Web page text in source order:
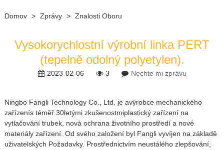
Domov > Zprávy > Znalosti Oboru
Vysokorychlostní výrobní linka PERT
(tepelně odolný polyetylen).
2023-02-06 3 Nechte mi zprávu
Ningbo Fangli Technology Co., Ltd. je avýrobce mechanického
zařízenís téměř 30letými zkušenostmiplastický zařízení na
vytlačování trubek, nová ochrana životního prostředí a nové
materiály zařízení. Od svého založení byl Fangli vyvíjen na základě
uživatelských Požadavky. Prostřednictvím neustálého zlepšování,